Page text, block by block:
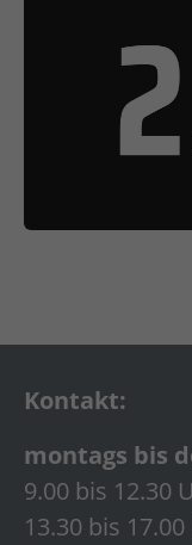
Kontakt:
montags bis
9.00 bis 12.30
13.30 bis